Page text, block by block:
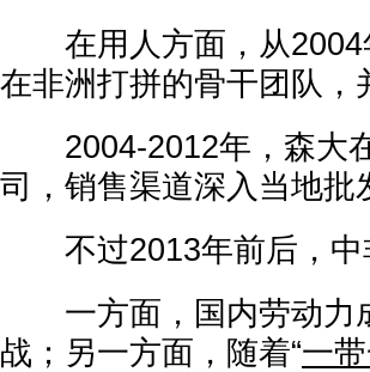
在用人方面，从2004
在非洲打拼的骨干团队
2004-2012年，森大在
司，销售渠道深入当地
不过2013年前后，中
一方面，国内劳动力
战；另一方面，随着“一